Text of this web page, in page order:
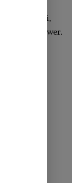
di mulai,
of power.